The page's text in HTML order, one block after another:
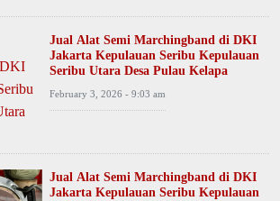
Jual Alat Semi Marchingband di DKI
Jakarta Kepulauan Seribu Kepulauan
Seribu Utara Desa Pulau Kelapa
February 3, 2026 - 9:03 am
Jual Alat Semi Marchingband di DKI
Jakarta Kepulauan Seribu Kepulauan